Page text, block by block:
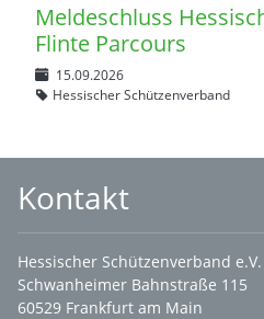
Meldeschluss
Flinte Parcours
15.09.2026
Hessischer Schützenverband
Kontakt
Hessischer Schützenverband e.V.
Schwanheimer Bahnstraße 115
60529 Frankfurt am Main